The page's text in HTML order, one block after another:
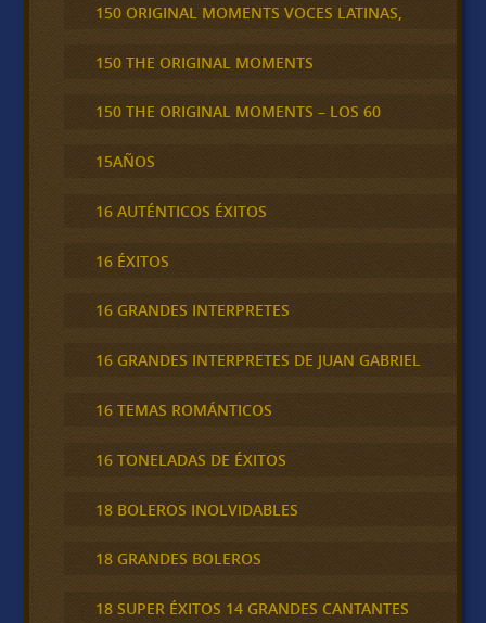
150 ORIGINAL MOMENTS VOCES LATINAS,
150 THE ORIGINAL MOMENTS
150 THE ORIGINAL MOMENTS – LOS 60
15AÑOS
16 AUTÉNTICOS ÉXITOS
16 ÉXITOS
16 GRANDES INTERPRETES
16 GRANDES INTERPRETES DE JUAN GABRIEL
16 TEMAS ROMÁNTICOS
16 TONELADAS DE ÉXITOS
18 BOLEROS INOLVIDABLES
18 GRANDES BOLEROS
18 SUPER ÉXITOS 14 GRANDES CANTANTES